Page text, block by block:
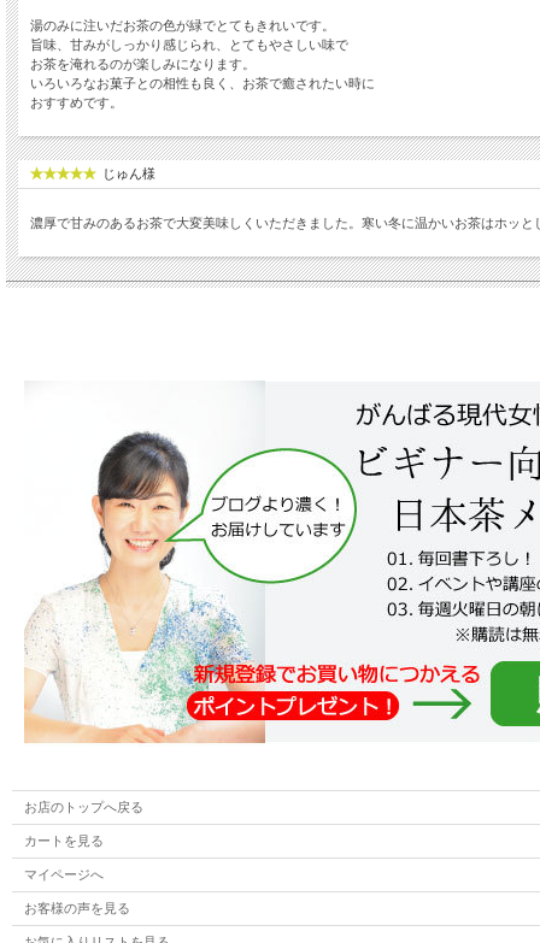
湯のみに注いだお茶の色が緑でとてもきれいです。
旨味、甘みがしっかり感じられ、とてもやさしい味で
お茶を淹れるのが楽しみになります。
いろいろなお菓子との相性も良く、お茶で癒されたい時に
おすすめです。
じゅん様
濃厚で甘みのあるお茶で大変美味しくいただきました。寒い冬に温かいお茶はホッと
お店のトップへ戻る
カートを見る
マイページへ
お客様の声を見る